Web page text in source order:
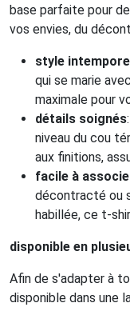
base parfaite pour
vos envies, du
style
qui se marie
maximale pour
détails soignés
niveau du cou
aux finitions,
facile à
décontracté ou
habillée, ce t-
disponible en
Afin de s'adapter à
disponible dans une